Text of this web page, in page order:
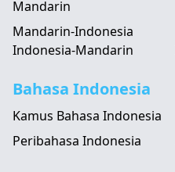
Mandarin
Mandarin-Indonesia
Indonesia-Mandarin
Bahasa Indonesia
Kamus Bahasa Indonesia
Peribahasa Indonesia